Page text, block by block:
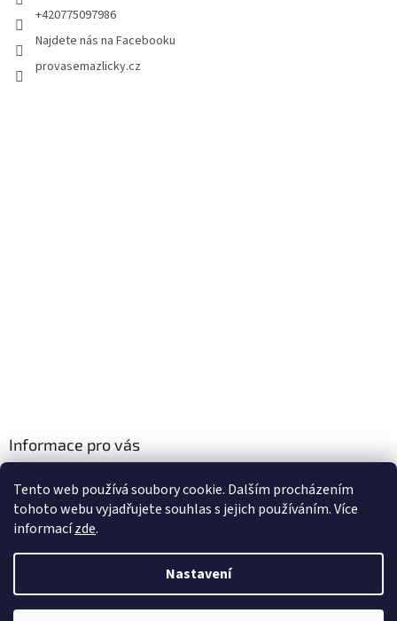
Tento web používá soubory cookie. Dalším procházením
tohoto webu vyjadřujete souhlas s jejich používáním. Více
informacízde.
Nastavení
+420775097986
Najdete nás na Facebooku
provasemazlicky.cz
Informace pro vás
Podmínky ochrany osobních údajů
Vytvořil Shoptet